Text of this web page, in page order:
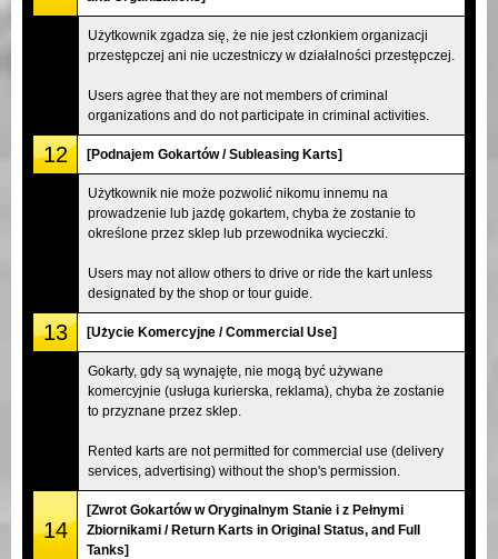
Użytkownik zgadza się, że nie jest członkiem organizacji
przestępczej ani nie uczestniczy w działalności przestępczej.
Users agree that they are not members of criminal
organizations and do not participate in criminal activities.
12 [Podnajem Gokartów / Subleasing Karts]
Użytkownik nie może pozwolić nikomu innemu na
prowadzenie lub jazdę gokartem, chyba że zostanie to
określone przez sklep lub przewodnika wycieczki.
Users may not allow others to drive or ride the kart unless
designated by the shop or tour guide.
13 [Użycie Komercyjne / Commercial Use]
Gokarty, gdy są wynajęte, nie mogą być używane
komercyjnie (usługa kurierska, reklama), chyba że zostanie
to przyznane przez sklep.
Rented karts are not permitted for commercial use (delivery
services, advertising) without the shop's permission.
14
[Zwrot Gokartów w Oryginalnym Stanie i z Pełnymi
Zbiornikami / Return Karts in Original Status, and Full
Tanks]